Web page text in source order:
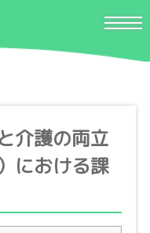
介護の両立
における課